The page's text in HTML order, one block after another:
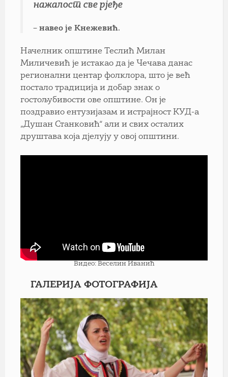
нажалост све рјеђе
– навео је Кнежевић.
Начелник општине Теслић Милан
Миличевић је истакао да је Чечава данас
регионални центар фолклора, што је већ
постало традиција и добар знак о
гостољубивости ове општине. Он је
поздравио ентузијазам и истрајност КУД-а
„Душан Станковић“ али и свих осталих
друштава која дјелују у овој општини.
Видео: Веселин Иванић
ГАЛЕРИЈА ФОТОГРАФИЈА